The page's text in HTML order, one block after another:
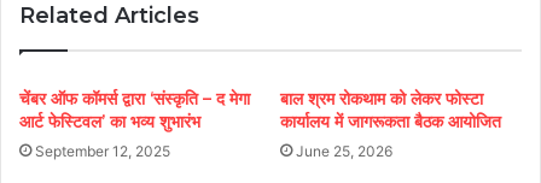
Related Articles
चेंबर ऑफ कॉमर्स द्वारा ‘संस्कृति – द मेगा
आर्ट फेस्टिवल’ का भव्य शुभारंभ
September 12, 2025
बाल श्रम रोकथाम को लेकर फोस्टा
कार्यालय में जागरूकता बैठक आयोजित
June 25, 2026